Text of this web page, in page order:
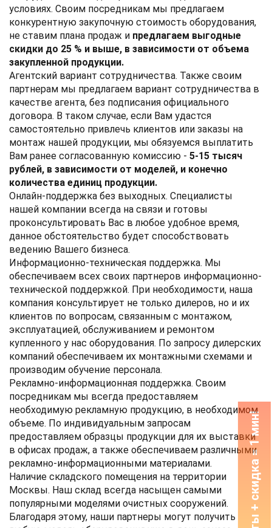
условиях. Своим посредникам мы предлагаем
конкурентную закупочную стоимость оборудования,
не ставим плана продаж и предлагаем выгодные
скидки до 25 % и выше, в зависимости от объема
закупленной продукции.
Агентский вариант сотрудничества. Также своим
партнерам мы предлагаем вариант сотрудничества в
качестве агента, без подписания официального
договора. В таком случае, если Вам удастся
самостоятельно привлечь клиентов или заказы на
монтаж нашей продукции, мы обязуемся выплатить
Вам ранее согласованную комиссию - 5-15 тысяч
рублей, в зависимости от моделей, и конечно
количества единиц продукции.
Онлайн-поддержка без выходных. Специалисты
нашей компании всегда на связи и готовы
проконсультировать Вас в любое удобное время,
данное обстоятельство будет способствовать
ведению Вашего бизнеса.
Информационно-техническая поддержка. Мы
обеспечиваем всех своих партнеров информационно-
технической поддержкой. При необходимости, наша
компания консультирует не только дилеров, но и их
клиентов по вопросам, связанным с монтажом,
эксплуатацией, обслуживанием и ремонтом
купленного у нас оборудования. По запросу дилерских
компаний обеспечиваем их монтажными схемами и
производим обучение персонала.
Рекламно-информационная поддержка. Своим
посредникам мы всегда предоставляем
необходимую рекламную продукцию, в необходимом
объеме. По индивидуальным запросам
предоставляем образцы продукции для их выставки
в офисах продаж, а также обеспечиваем различными
рекламно-информационными материалами.
Наличие складского помещения на территории
Москвы. Наш склад всегда насыщен самыми
популярными моделями очистных сооружений.
Благодаря этому, наши партнеры могут получить
3 сметы + скидка = 1 мин!